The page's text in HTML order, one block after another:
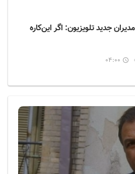
جدید تلویزیون: اگر این‌کاره
04:00